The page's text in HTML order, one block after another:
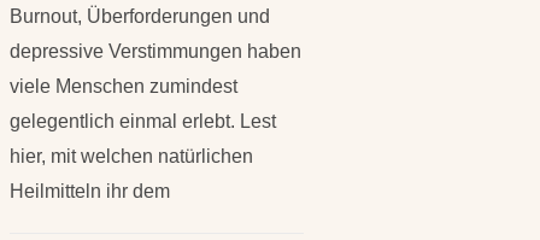
Burnout, Überforderungen und
depressive Verstimmungen haben
viele Menschen zumindest
gelegentlich einmal erlebt. Lest
hier, mit welchen natürlichen
Heilmitteln ihr dem